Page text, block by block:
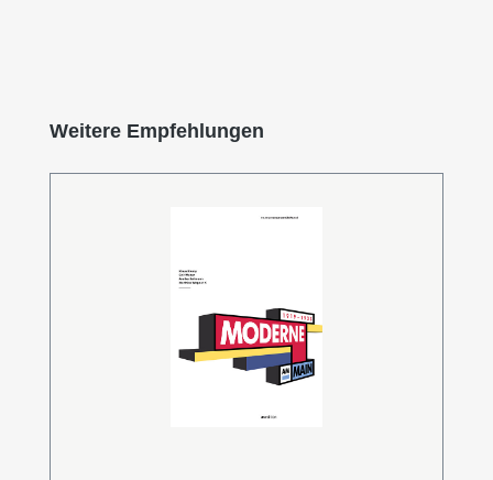
Produktgalerie überspringen
Weitere Empfehlungen